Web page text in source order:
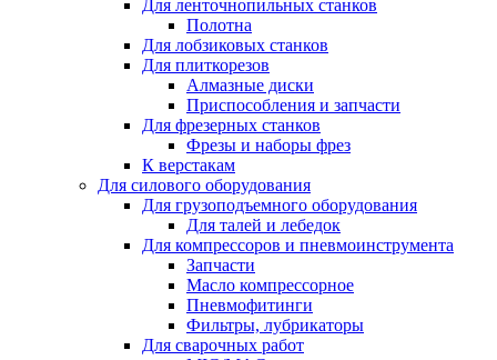
Для ленточнопильных станков
Полотна
Для лобзиковых станков
Для плиткорезов
Алмазные диски
Приспособления и запчасти
Для фрезерных станков
Фрезы и наборы фрез
К верстакам
Для силового оборудования
Для грузоподъемного оборудования
Для талей и лебедок
Для компрессоров и пневмоинструмента
Запчасти
Масло компрессорное
Пневмофитинги
Фильтры, лубрикаторы
Для сварочных работ